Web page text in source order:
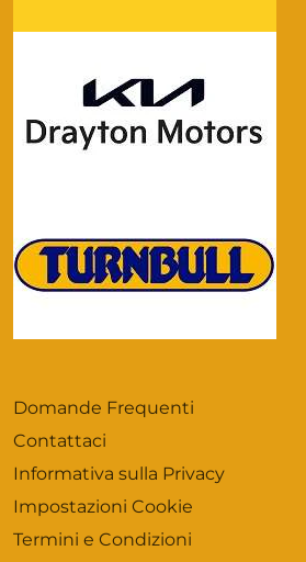
Domande Frequenti
Contattaci
Informativa sulla Privacy
Impostazioni Cookie
Termini e Condizioni